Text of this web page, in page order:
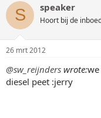
S speaker
Hoort bij de
26 mrt 2012
@sw_reijnders wrote:
diesel peet :jerry